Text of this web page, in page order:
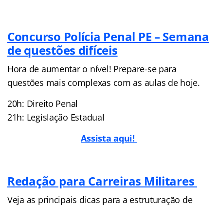
Concurso Polícia Penal PE – Semana
de questões difíceis
Hora de aumentar o nível! Prepare-se para
questões mais complexas com as aulas de hoje.
20h: Direito Penal
21h: Legislação Estadual
Assista aqui!
Redação para Carreiras Militares
Veja as principais dicas para a estruturação de